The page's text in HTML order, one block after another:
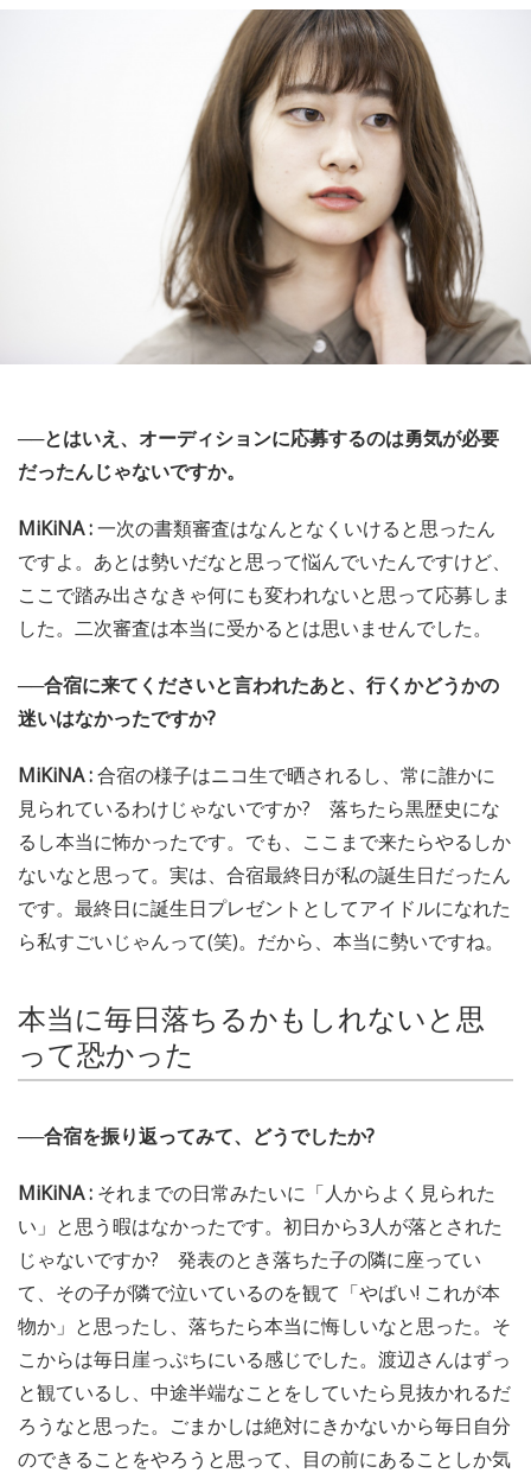
──とはいえ、オーディションに応募するのは勇気が必要
だったんじゃないですか。
MiKiNA :一次の書類審査はなんとなくいけると思ったん
ですよ。あとは勢いだなと思って悩んでいたんですけど、
ここで踏み出さなきゃ何にも変われないと思って応募しま
した。二次審査は本当に受かるとは思いませんでした。
──合宿に来てくださいと言われたあと、行くかどうかの
迷いはなかったですか?
MiKiNA :合宿の様子はニコ生で晒されるし、常に誰かに
見られているわけじゃないですか? 落ちたら黒歴史にな
るし本当に怖かったです。でも、ここまで来たらやるしか
ないなと思って。実は、合宿最終日が私の誕生日だったん
です。最終日に誕生日プレゼントとしてアイドルになれた
ら私すごいじゃんって(笑)。だから、本当に勢いですね。
本当に毎日落ちるかもしれないと思
って恐かった
──合宿を振り返ってみて、どうでしたか?
MiKiNA : それまでの日常みたいに「人からよく見られた
い」と思う暇はなかったです。初日から3人が落とされた
じゃないですか? 発表のとき落ちた子の隣に座ってい
て、その子が隣で泣いているのを観て「やばい! これが本
物か」と思ったし、落ちたら本当に悔しいなと思った。そ
こからは毎日崖っぷちにいる感じでした。渡辺さんはずっ
と観ているし、中途半端なことをしていたら見抜かれるだ
ろうなと思った。ごまかしは絶対にきかないから毎日自分
のできることをやろうと思って、目の前にあることしか気